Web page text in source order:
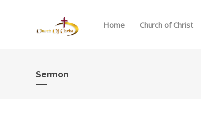
Home Church of Christ
Sermon